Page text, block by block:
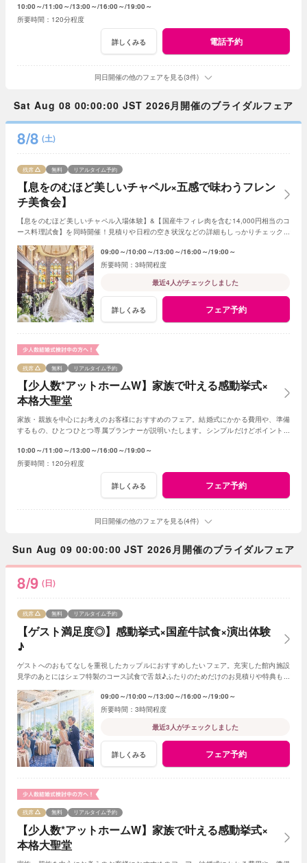
10:00～ 11:00～ 13:00～ 16:00～ 19:00～
120分程度
詳しくみる 電話予約
同日開催の他のフェアを見る(3件)
Sat Aug 08 00:00:00 JST 2026月開催のブライダルフェア
8/8 (土)
【息をのむほど美しいチャペル×五感で味わうフレン
チ美食会】
残席 無料 リアルタイム予約
【息をのむほど美しいチャペル入場体験】&【国産牛フィレ肉を含む14,000円相当のコ
ース料理試食】を同時開催！見積りや日程の空き状況などの詳細もしっかりチェックで
09:00～ 10:00～ 13:00～ 16:00～ 19:00～
3時間程度
最近4人がチェックしました
詳しくみる フェア予約
【少人数*アットホームW】家族で叶える感動挙式×
本格大聖堂
残席 無料 リアルタイム予約
家族・親族を中心にお考えのお客様におすすめのフェア。結婚式にかかる費用や、準備
するもの、ひとつひとつ専属プランナーが説明いたします。シンプルだけどポイントを
10:00～ 11:00～ 13:00～ 16:00～ 19:00～
120分程度
詳しくみる フェア予約
同日開催の他のフェアを見る(4件)
Sun Aug 09 00:00:00 JST 2026月開催のブライダルフェア
8/9 (日)
【ゲスト満足度◎】感動挙式×国産牛試食×演出体験
♪
残席 無料 リアルタイム予約
ゲストへのおもてなしを重視したカップルにおすすめしたいフェア。充実した館内施設
見学のあとにはシェフ特製のコース試食で舌鼓♪ふたりのためだけのお見積りや特典もご
09:00～ 10:00～ 13:00～ 16:00～ 19:00～
3時間程度
最近3人がチェックしました
詳しくみる フェア予約
【少人数*アットホームW】家族で叶える感動挙式×
本格大聖堂
残席 無料 リアルタイム予約